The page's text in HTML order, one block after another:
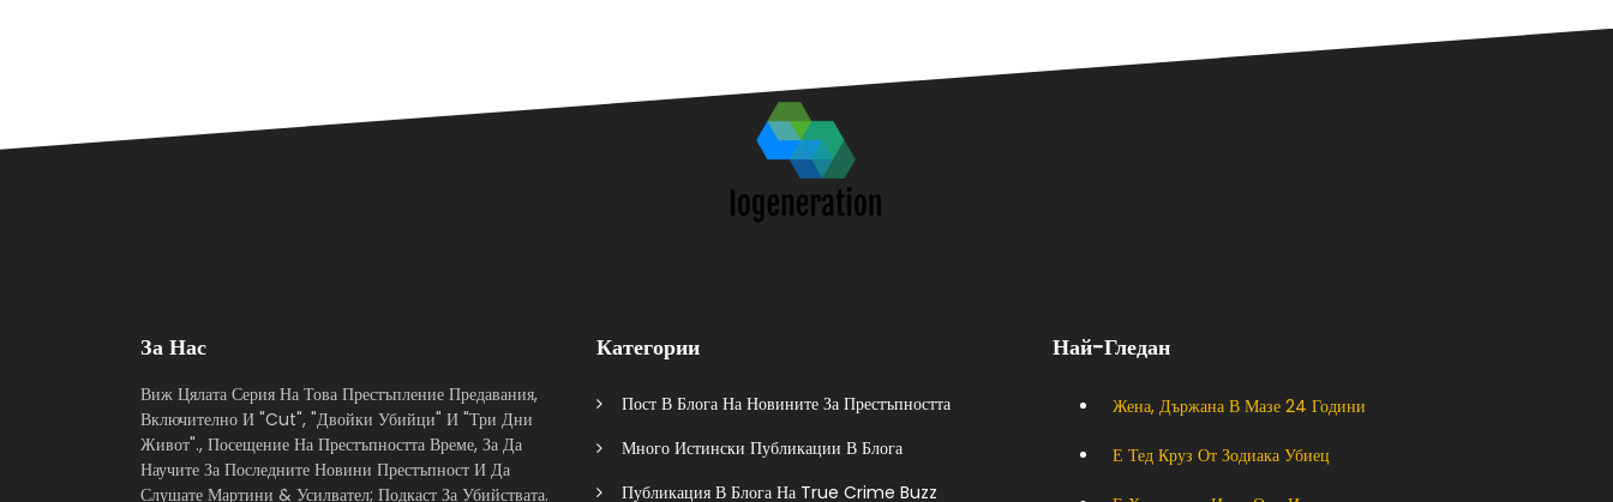
За Нас
Виж Цялата Серия На Това Престъпление Предавания,
Включително И "Cut", "Двойки Убийци" И "Три Дни
Живот"., Посещение На Престъпността Време, За Да
Научите За Последните Новини Престъпност И Да
Слушате Мартини & Усилвател; Подкаст За Убийствата.
Категории
Пост В Блога На Новините За Престъпността
Много Истински Публикации В Блога
Публикация В Блога На True Crime Buzz
Най-Гледан
Жена, Държана В Мазе 24 Години
Е Тед Круз От Зодиака Убиец